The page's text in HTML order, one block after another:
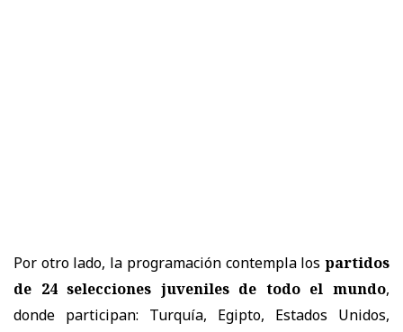
Por otro lado, la programación contempla los partidos
de 24 selecciones juveniles de todo el mundo,
donde participan: Turquía, Egipto, Estados Unidos,